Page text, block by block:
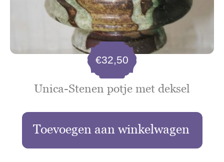
Unica-Stenen potje met deksel
€32,50
Toevoegen aan winkelwagen